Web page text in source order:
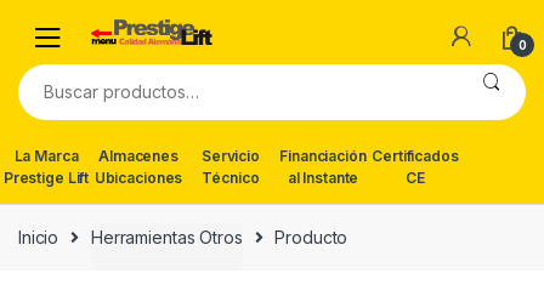
navigation
content
0
Buscar
por:
La Marca
Prestige Lift
Almacenes
Ubicaciones
Servicio
Técnico
Financiación
al Instante
Certificados
CE
Inicio Herramientas Otros Producto